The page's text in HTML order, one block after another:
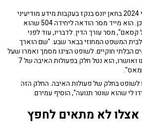
"המחבל הזה נעצר ב-3 ביוני 2024 בחאן יונס בנקז בעקבות מידע מודיעיני
צה"לי שנאסף עליו קודם לכן. הוא מייד מסר הודאה ליחידה 504 שהוא
קסאם", מסר עורך הדין. לדבריו, עוד לפני
לבית המשפט המחוזי בבאר שבע. "שם הוארך
הבלתי חוקיים. לשופט הציגו מסמך ואמרו שעל
פי ידיעות מוצלבות שאומתו ואושרו, הוא נטל חלק בפעולות האיבה של 7
לשופט בחלק של פעולות האיבה. החלק הזה
לי שהוא שוטר תנועה", הוסיף עמירם.
לא מתאים לחפץ